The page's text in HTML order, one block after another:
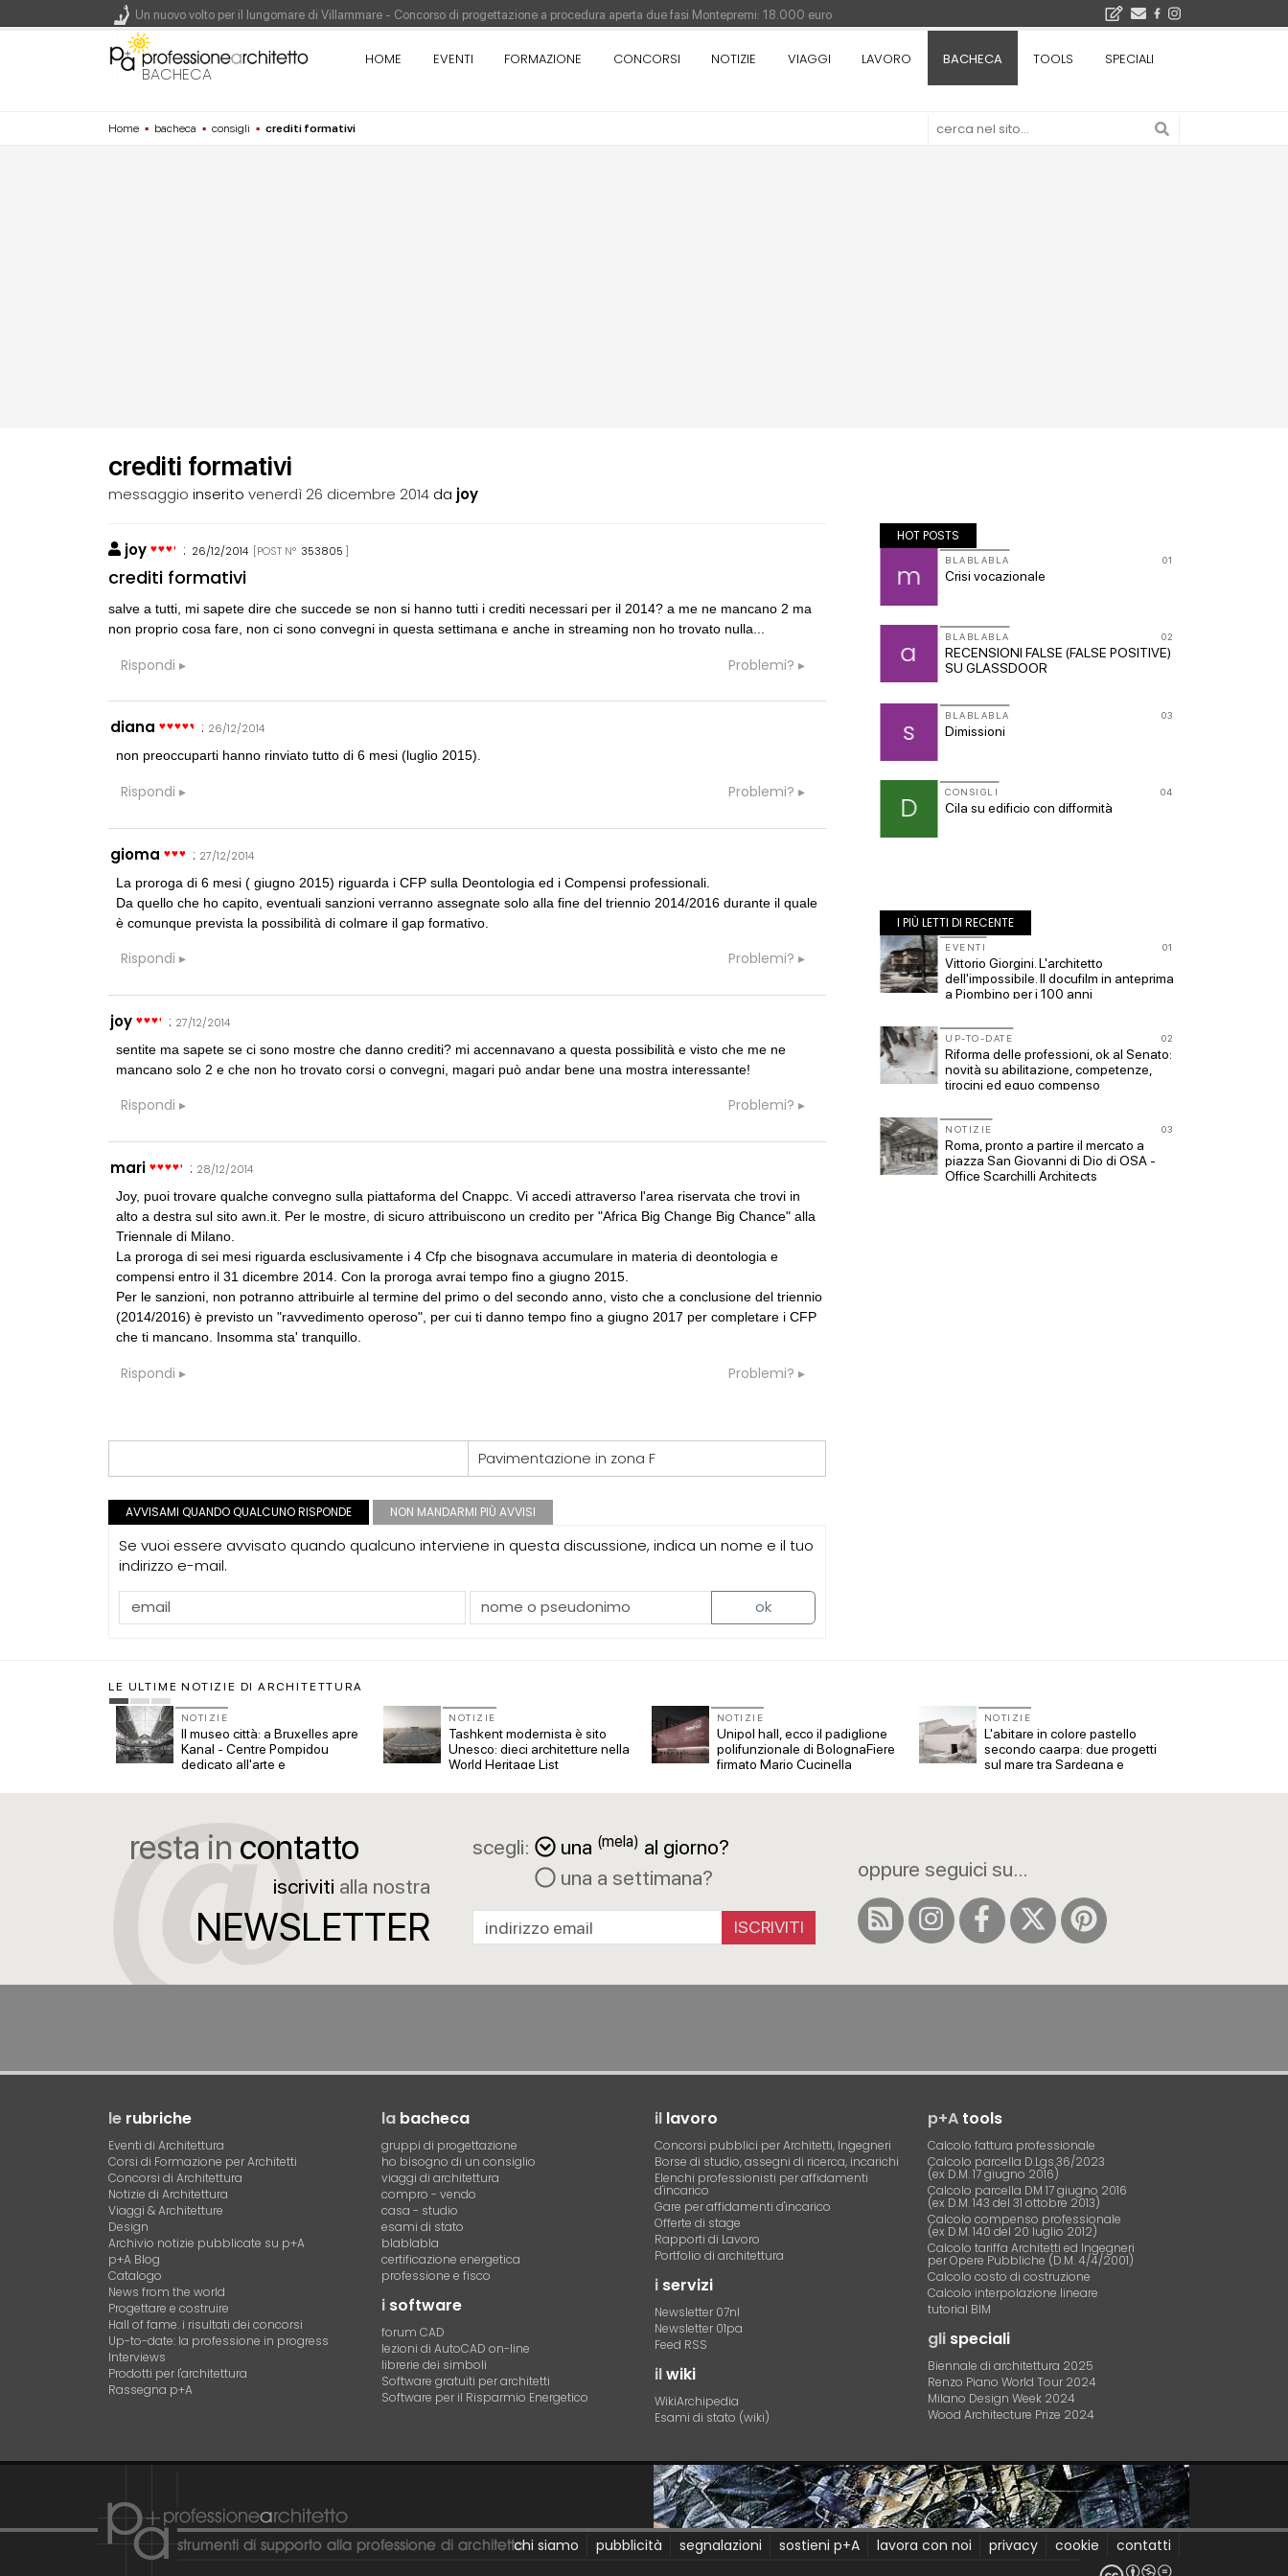
BACHECA
HOME EVENTI FORMAZIONE CONCORSI NOTIZIE VIAGGI LAVORO BACHECA TOOLS SPECIALI
Home ▪ bacheca ▪ consigli ▪ crediti formativi
crediti formativi
messaggio inseritovenerdì 26 dicembre 2014 da joy
joy : 26/12/2014 [POST N° 353805 ]
crediti formativi
salve a tutti, mi sapete dire che succede se non si hanno tutti i crediti necessari per il 2014? a me ne mancano 2 ma
non proprio cosa fare, non ci sono convegni in questa settimana e anche in streaming non ho trovato nulla...
Rispondi Problemi?
diana : 26/12/2014
non preoccuparti hanno rinviato tutto di 6 mesi (luglio 2015).
Rispondi Problemi?
gioma : 27/12/2014
La proroga di 6 mesi ( giugno 2015) riguarda i CFP sulla Deontologia ed i Compensi professionali.
Da quello che ho capito, eventuali sanzioni verranno assegnate solo alla fine del triennio 2014/2016 durante il quale
è comunque prevista la possibilità di colmare il gap formativo.
Rispondi Problemi?
joy : 27/12/2014
sentite ma sapete se ci sono mostre che danno crediti? mi accennavano a questa possibilità e visto che me ne
mancano solo 2 e che non ho trovato corsi o convegni, magari può andar bene una mostra interessante!
Rispondi Problemi?
mari : 28/12/2014
Joy, puoi trovare qualche convegno sulla piattaforma del Cnappc. Vi accedi attraverso l'area riservata che trovi in
alto a destra sul sito awn.it. Per le mostre, di sicuro attribuiscono un credito per "Africa Big Change Big Chance" alla
Triennale di Milano.
La proroga di sei mesi riguarda esclusivamente i 4 Cfp che bisognava accumulare in materia di deontologia e
compensi entro il 31 dicembre 2014. Con la proroga avrai tempo fino a giugno 2015.
Per le sanzioni, non potranno attribuirle al termine del primo o del secondo anno, visto che a conclusione del triennio
(2014/2016) è previsto un "ravvedimento operoso", per cui ti danno tempo fino a giugno 2017 per completare i CFP
che ti mancano. Insomma sta' tranquillo.
Rispondi Problemi?
Pavimentazione in zona F
AVVISAMI QUANDO QUALCUNO RISPONDE NON MANDARMI PIÙ AVVISI
Se vuoi essere avvisato quando qualcuno interviene in questa discussione, indica un nome e il tuo
indirizzo e-mail.
ok
HOT POSTS
BLABLABLA
06
CONSIGLI CONSIGLI
s.u per diverso spessore muri e ...
m 01
BLABLABLA
Crisi vocazionale
a 02
BLABLABLA
RECENSIONI FALSE (FALSE POSITIVE)
SU GLASSDOOR
s 03
BLABLABLA
Dimissioni
D 04
CONSIGLI
Cila su edificio con difformità
I PIÙ LETTI DI RECENTE
List
Un nuovo volto per il lungomare di
Villammare
Premio Bruno Zevi 2026: saggi storico-
L'abitare in colore pastello secondo
caarpa: due progetti sul mare tra
Sardegna e Genova
01
EVENTI
Vittorio Giorgini. L'architetto
dell'impossibile. Il docufilm in anteprima
a Piombino per i 100 anni
02
UP-TO-DATE
Riforma delle professioni, ok al Senato:
novità su abilitazione, competenze,
tirocini ed equo compenso
03
NOTIZIE
Roma, pronto a partire il mercato a
piazza San Giovanni di Dio di OSA -
Office Scarchilli Architects
LE ULTIME NOTIZIE DI ARCHITETTURA
NOTIZIE
Il museo città: a Bruxelles apre
Kanal - Centre Pompidou
dedicato all'arte e
NOTIZIE
Tashkent modernista è sito
Unesco: dieci architetture nella
World Heritage List
NOTIZIE
Unipol hall, ecco il padiglione
polifunzionale di BolognaFiere
firmato Mario Cucinella
NOTIZIE
L'abitare in colore pastello
secondo caarpa: due progetti
sul mare tra Sardegna e
resta in contatto
iscriviti alla nostra
NEWSLETTER
scegli: una (mela) al giorno?
una a settimana?
ISCRIVITI
oppure seguici su...
le rubriche
Eventi di Architettura
Corsi di Formazione per Architetti
Concorsi di Architettura
Notizie di Architettura
Viaggi & Architetture
Design
Archivio notizie pubblicate su p+A
p+A Blog
Catalogo
News from the world
Progettare e costruire
Hall of fame. i risultati dei concorsi
Up-to-date: la professione in progress
Interviews
Prodotti per l'architettura
Rassegna p+A
la bacheca
gruppi di progettazione
ho bisogno di un consiglio
viaggi di architettura
compro - vendo
casa - studio
esami di stato
blablabla
certificazione energetica
professione e fisco
i software
forum CAD
lezioni di AutoCAD on-line
librerie dei simboli
Software gratuiti per architetti
Software per il Risparmio Energetico
il lavoro
Concorsi pubblici per Architetti, Ingegneri
Borse di studio, assegni di ricerca, incarichi
Elenchi professionisti per affidamenti
d'incarico
Gare per affidamenti d'incarico
Offerte di stage
Rapporti di Lavoro
Portfolio di architettura
i servizi
Newsletter 07nl
Newsletter 01pa
Feed RSS
ilwiki
WikiArchipedia
Esami di stato (wiki)
p+A tools
Calcolo fattura professionale
Calcolo parcella D.Lgs.36/2023
(ex D.M. 17 giugno 2016)
Calcolo parcella DM 17 giugno 2016
(ex D.M. 143 del 31 ottobre 2013)
Calcolo compenso professionale
(ex D.M. 140 del 20 luglio 2012)
Calcolo tariffa Architetti ed Ingegneri
per Opere Pubbliche (D.M. 4/4/2001)
Calcolo costo di costruzione
Calcolo interpolazione lineare
tutorial BIM
gli speciali
Biennale di architettura 2025
Renzo Piano World Tour 2024
Milano Design Week 2024
Wood Architecture Prize 2024
chi siamo pubblicità segnalazioni sostieni p+A lavora con noi privacy cookie contatti
Un nuovo volto per il lungomare di Villammare - Concorso di progettazione a procedura aperta due fasi Montepremi: 18.000 euro
L'obbligo di aggiornamento del Psc non decade se il cantiere è fermo - La pronuncia della Corte di Cassazione
Tashkent modernista è sito Unesco: dieci architetture nella World Heritage List - Dietro l'iscrizione, il lavoro del Polo di Mantova del Politecnico di Milano con lo studio GRACE